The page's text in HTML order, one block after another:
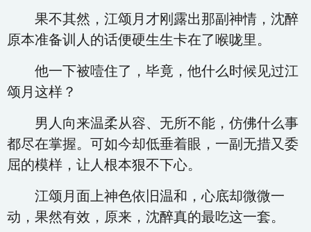
果不其然，江颂月才刚露出那副神情，沈醉
原本准备训人的话便硬生生卡在了喉咙里。
他一下被噎住了，毕竟，他什么时候见过江
颂月这样？
男人向来温柔从容、无所不能，仿佛什么事
都尽在掌握。可如今却低垂着眼，一副无措又委
屈的模样，让人根本狠不下心。
江颂月面上神色依旧温和，心底却微微一
动，果然有效，原来，沈醉真的最吃这一套。